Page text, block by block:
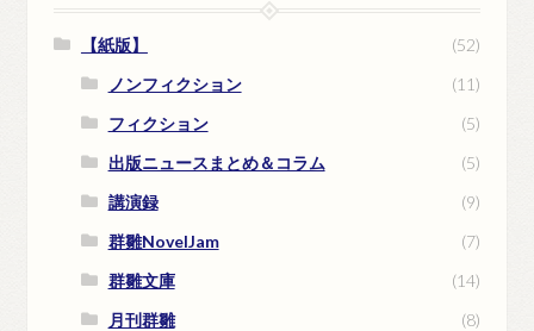
【紙版】
(52)
ノンフィクション
(11)
フィクション
(5)
出版ニュースまとめ＆コラム
(5)
講演録
(9)
群雛NovelJam
(7)
群雛文庫
(14)
月刊群雛
(8)